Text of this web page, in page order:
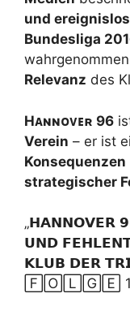
und ereignislos
Bundesliga
Relevanz des
Hᴀɴɴᴏᴠᴇʀ 96
Verein – er ist
Konsequenzen
strategischer
„𝗛𝗔𝗡𝗡𝗢𝗩𝗘𝗥
𝗨𝗡𝗗
𝗞𝗟𝗨𝗕 𝗗𝗘𝗥
🄵🄾🄻🄶🄴 14